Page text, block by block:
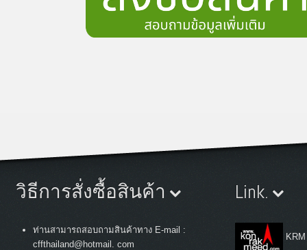
วิธีการสั่งซื้อสินค้า
ท่านสามารถสอบถามสินค้าทาง E-mail :
cffthailand@hotmail. com
Link.
KRM